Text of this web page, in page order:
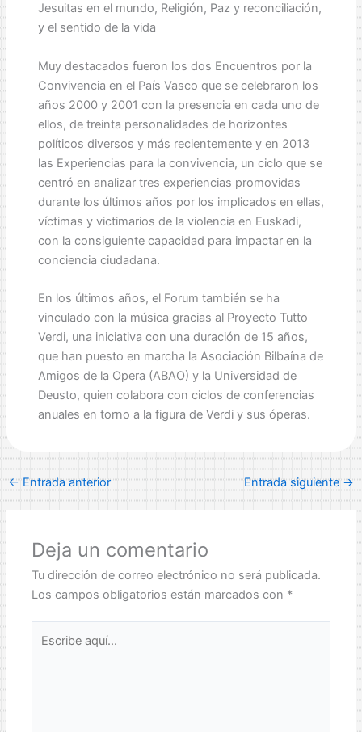
Jesuitas en el mundo, Religión, Paz y reconciliación,
y el sentido de la vida
Muy destacados fueron los dos Encuentros por la
Convivencia en el País Vasco que se celebraron los
años 2000 y 2001 con la presencia en cada uno de
ellos, de treinta personalidades de horizontes
políticos diversos y más recientemente y en 2013
las Experiencias para la convivencia, un ciclo que se
centró en analizar tres experiencias promovidas
durante los últimos años por los implicados en ellas,
víctimas y victimarios de la violencia en Euskadi,
con la consiguiente capacidad para impactar en la
conciencia ciudadana.
En los últimos años, el Forum también se ha
vinculado con la música gracias al Proyecto Tutto
Verdi, una iniciativa con una duración de 15 años,
que han puesto en marcha la Asociación Bilbaína de
Amigos de la Opera (ABAO) y la Universidad de
Deusto, quien colabora con ciclos de conferencias
anuales en torno a la figura de Verdi y sus óperas.
←Entrada anterior Entrada siguiente→
Deja un comentario
Tu dirección de correo electrónico no será publicada.
Los campos obligatorios están marcados con *